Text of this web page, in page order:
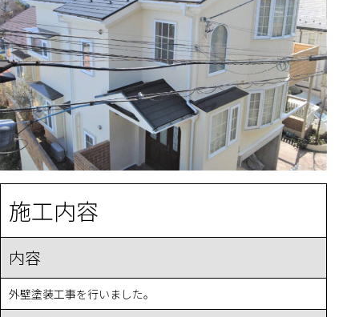
施工内容
内容
外壁塗装工事を行いました。